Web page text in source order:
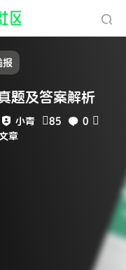
报
题及答案解析
小青 85
0
章